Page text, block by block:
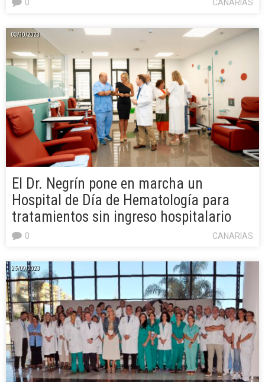
CANARIAS
0
03/10/2023
El Dr. Negrín pone en marcha un
Hospital de Día de Hematología para
tratamientos sin ingreso hospitalario
CANARIAS
0
25/09/2023